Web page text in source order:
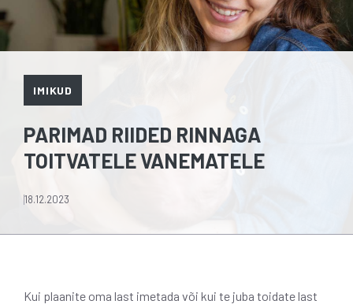
IMIKUD
PARIMAD RIIDED RINNAGA
TOITVATELE VANEMATELE
18.12.2023
Kui plaanite oma last imetada või kui te juba toidate last